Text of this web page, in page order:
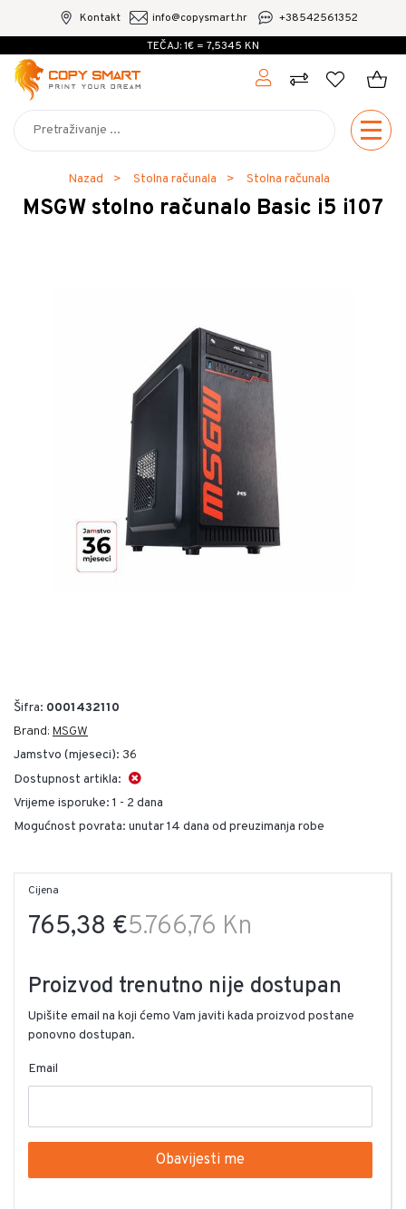
TEČAJ: 1€ = 7,5345 KN
Kontakt info@copysmart.hr +38542561352
Nazad Stolna računala Stolna računala
MSGW stolno računalo Basic i5 i107
Šifra: 0001432110
Brand: MSGW
Jamstvo (mjeseci): 36
Dostupnost artikla:
Vrijeme isporuke: 1 - 2 dana
Mogućnost povrata: unutar 14 dana od preuzimanja robe
765,38 €5.766,76 Kn
Cijena
Proizvod trenutno nije dostupan
Upišite email na koji ćemo Vam javiti kada proizvod postane
ponovno dostupan.
Email
Obavijesti me